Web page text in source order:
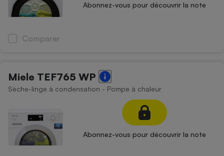
Abonnez-vous pour découvrir la note
Comparer
Miele TEF765 WP
Sèche-linge à condensation - Pompe à chaleur
Abonnez-vous pour découvrir la note